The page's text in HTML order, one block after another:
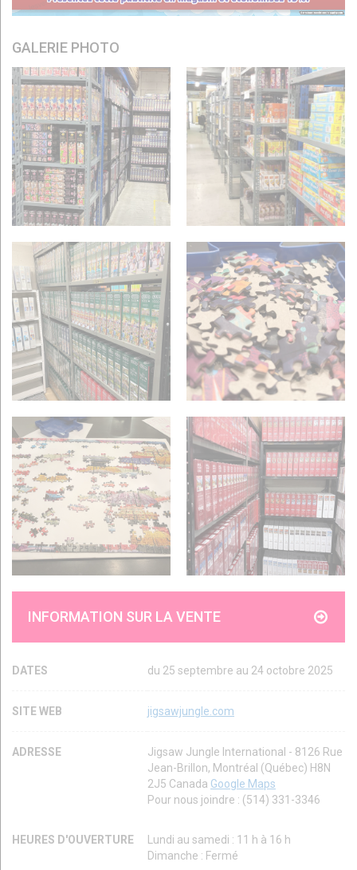
GALERIE PHOTO
INFORMATION SUR LA VENTE
DATES du 25 septembre au 24 octobre 2025
SITE WEB jigsawjungle.com
ADRESSE
Jigsaw Jungle International - 8126 Rue
Jean-Brillon, Montréal (Québec) H8N
2J5 Canada Google Maps
Pour nous joindre : (514) 331-3346
HEURES D'OUVERTURE
Lundi au samedi : 11 h à 16 h
Dimanche : Fermé